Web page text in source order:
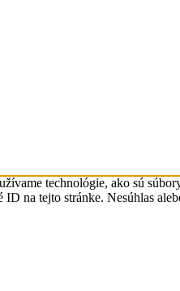
technológie, ako sú
ID na tejto stránke. Nesúhlas